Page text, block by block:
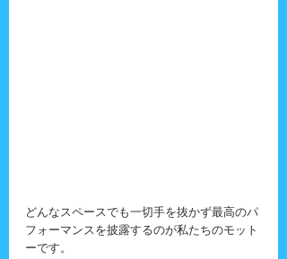
どんなスペースでも一切手を抜かず最高のパ
フォーマンスを披露するのが私たちのモット
ーです。